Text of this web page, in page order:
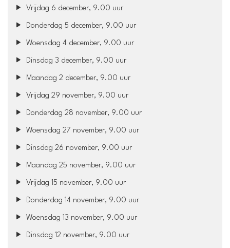
Vrijdag 6 december, 9.00 uur
Donderdag 5 december, 9.00 uur
Woensdag 4 december, 9.00 uur
Dinsdag 3 december, 9.00 uur
Maandag 2 december, 9.00 uur
Vrijdag 29 november, 9.00 uur
Donderdag 28 november, 9.00 uur
Woensdag 27 november, 9.00 uur
Dinsdag 26 november, 9.00 uur
Maandag 25 november, 9.00 uur
Vrijdag 15 november, 9.00 uur
Donderdag 14 november, 9.00 uur
Woensdag 13 november, 9.00 uur
Dinsdag 12 november, 9.00 uur